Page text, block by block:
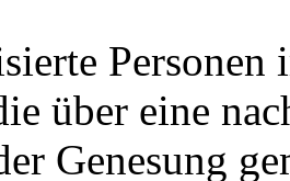
Personen
über eine
Genesung